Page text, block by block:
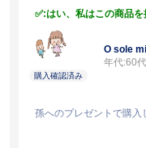
:はい、私はこの商品を
O sole
年代:60代
孫へのプレゼントで購入
娘から 着用時の写真付